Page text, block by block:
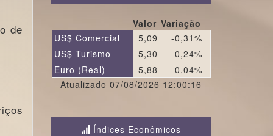
de Valor Variação
Atualizado 07/08/2026 12:00:16
US$ Comercial 5,09
-0,31%
US$ Turismo
5,30
-0,24%
Euro (Real)
5,88 -0,04%
Índices Econômicos